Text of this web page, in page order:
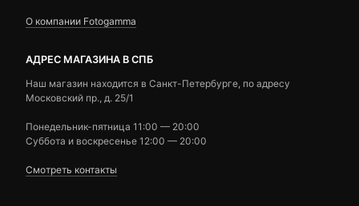
О компании Fotogamma
АДРЕС МАГАЗИНА В СПБ
Наш магазин находится в Санкт-Петербурге, по адресу
Московский пр., д. 25/1
Понедельник-пятница 11:00 — 20:00
Суббота и воскресенье 12:00 — 20:00
Смотреть контакты